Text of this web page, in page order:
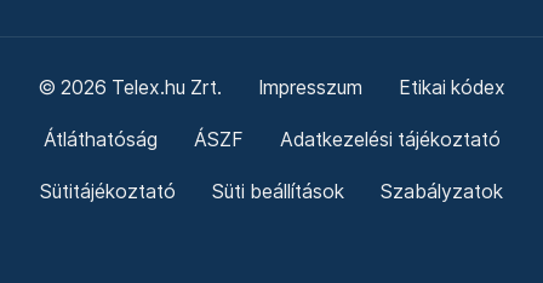
© 2026 Telex.hu Zrt. Impresszum Etikai kódex
Átláthatóság ÁSZF Adatkezelési tájékoztató
Sütitájékoztató Süti beállítások Szabályzatok